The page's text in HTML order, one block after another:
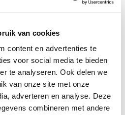
van cookies
content en advertenties te
voor social media te bieden
te analyseren. Ook delen we
van onze site met onze
adverteren en analyse. Deze
combineren met andere
gehouden wil worden.